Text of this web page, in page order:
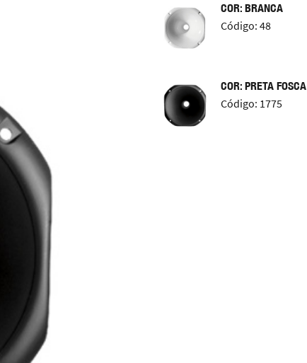
COR: BRANCA
Código: 48
COR: PRETA FOSCA
Código: 1775